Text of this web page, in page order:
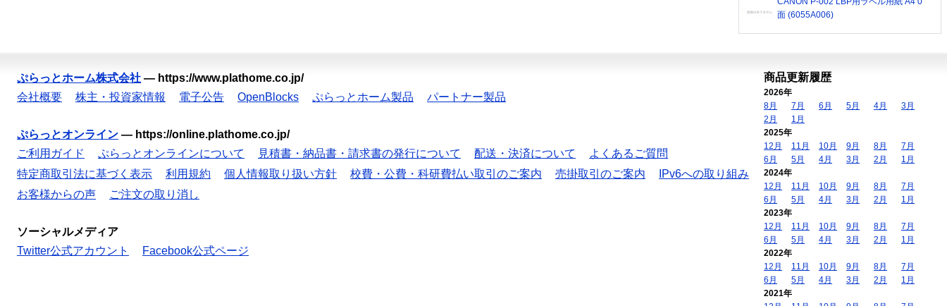
面 (6055A006)
ぷらっとホーム株式会社 — https://www.plathome.co.jp/
会社概要
株主・投資家情報 電子公告 OpenBlocks ぷらっとホーム製品 パートナー製品
ぷらっとオンライン — https://online.plathome.co.jp/
ご利用ガイド
ぷらっとオンラインについて 見積書・納品書・請求書の発行について 配送・決済について
よくあるご質問
特定商取引法に基づく表示
利用規約 個人情報取り扱い方針 校費・公費・科研費払い取引のご案内 売掛取引のご案内
IPv6への取り組み
お客様からの声
ご注文の取り消し
ソーシャルメディア
Twitter公式アカウント
Facebook公式ページ
商品更新履歴
2026年
8月
7月 6月 5月 4月
3月
2月
1月
2025年
12月
11月 10月 9月 8月
7月
6月
5月 4月 3月 2月
1月
2024年
12月
11月 10月 9月 8月
7月
6月
5月 4月 3月 2月
1月
2023年
12月
11月 10月 9月 8月
7月
6月
5月 4月 3月 2月
1月
2022年
12月
11月 10月 9月 8月
7月
6月
5月 4月 3月 2月
1月
2021年